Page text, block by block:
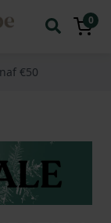
0
€50